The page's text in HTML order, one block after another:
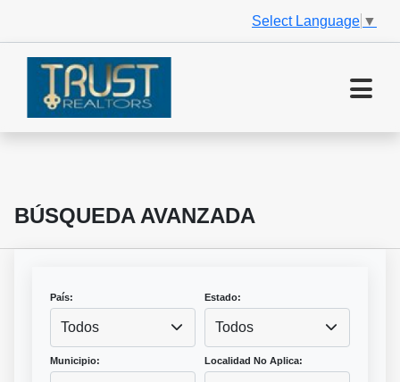
Select Language ▼
BÚSQUEDA AVANZADA
País:
Todos
Estado:
Todos
Municipio: Localidad No Aplica: